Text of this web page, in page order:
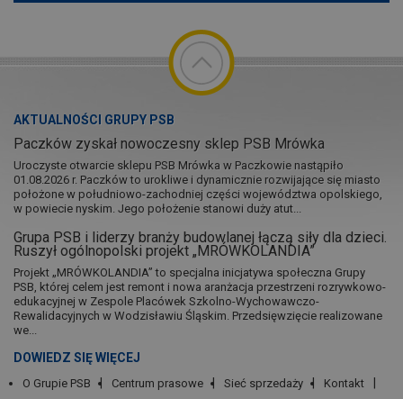
AKTUALNOŚCI GRUPY PSB
Paczków zyskał nowoczesny sklep PSB Mrówka
Uroczyste otwarcie sklepu PSB Mrówka w Paczkowie nastąpiło
01.08.2026 r. Paczków to urokliwe i dynamicznie rozwijające się miasto
położone w południowo-zachodniej części województwa opolskiego,
w powiecie nyskim. Jego położenie stanowi duży atut...
Grupa PSB i liderzy branży budowlanej łączą siły dla dzieci.
Ruszył ogólnopolski projekt „MRÓWKOLANDIA”
Projekt „MRÓWKOLANDIA” to specjalna inicjatywa społeczna Grupy
PSB, której celem jest remont i nowa aranżacja przestrzeni rozrywkowo-
edukacyjnej w Zespole Placówek Szkolno-Wychowawczo-
Rewalidacyjnych w Wodzisławiu Śląskim. Przedsięwzięcie realizowane
we...
DOWIEDZ SIĘ WIĘCEJ
O Grupie PSB Centrum prasowe Sieć sprzedaży
Kontakt